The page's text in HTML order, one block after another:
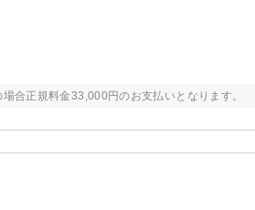
合正規料金33,000円のお支払いとなります。